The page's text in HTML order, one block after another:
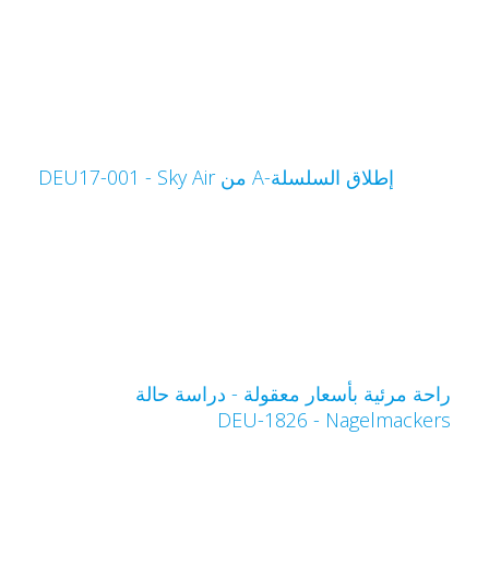
إطلاق السلسلة-A من Sky Air‏ - DEU17-001
مرئية بأسعار معقولة - دراسة حالة
Nagelmackers‏ - DEU-